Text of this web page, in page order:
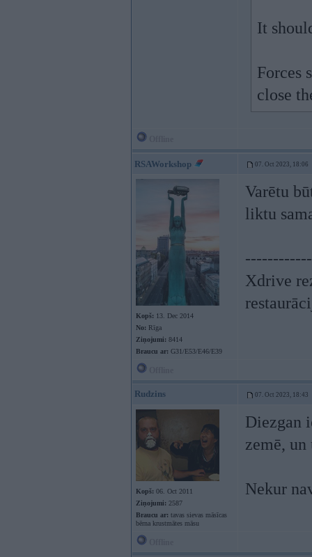
It
Forces
close
RSAWorkshop 07. Oct 2023, 18:06
Kopš: 13. Dec 2014
No: Rīga
Ziņojumi: 8414
Braucu ar: G31/E53/E46/E39
Varētu
liktu
Xdrive
Rudzins 07. Oct 2023, 18:43
Kopš: 06. Oct 2011
Ziņojumi: 2587
Braucu ar: tavas sievas māsīcas
bērna krustmātes māsu
Diezgan
zemē,
Nekur